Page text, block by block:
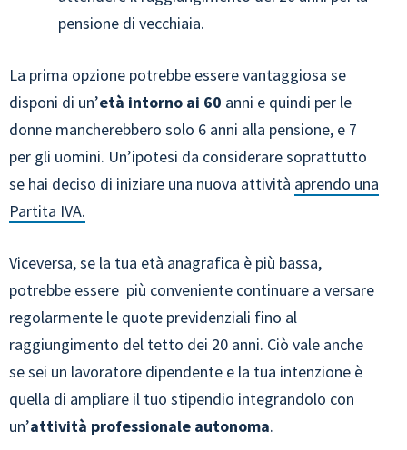
pensione di vecchiaia.
La prima opzione potrebbe essere vantaggiosa se
disponi di un’età intorno ai 60 anni e quindi per le
donne mancherebbero solo 6 anni alla pensione, e 7
per gli uomini. Un’ipotesi da considerare soprattutto
se hai deciso di iniziare una nuova attività aprendo una
Partita IVA.
Viceversa, se la tua età anagrafica è più bassa,
potrebbe essere più conveniente continuare a versare
regolarmente le quote previdenziali fino al
raggiungimento del tetto dei 20 anni. Ciò vale anche
se sei un lavoratore dipendente e la tua intenzione è
quella di ampliare il tuo stipendio integrandolo con
un’attività professionale autonoma.